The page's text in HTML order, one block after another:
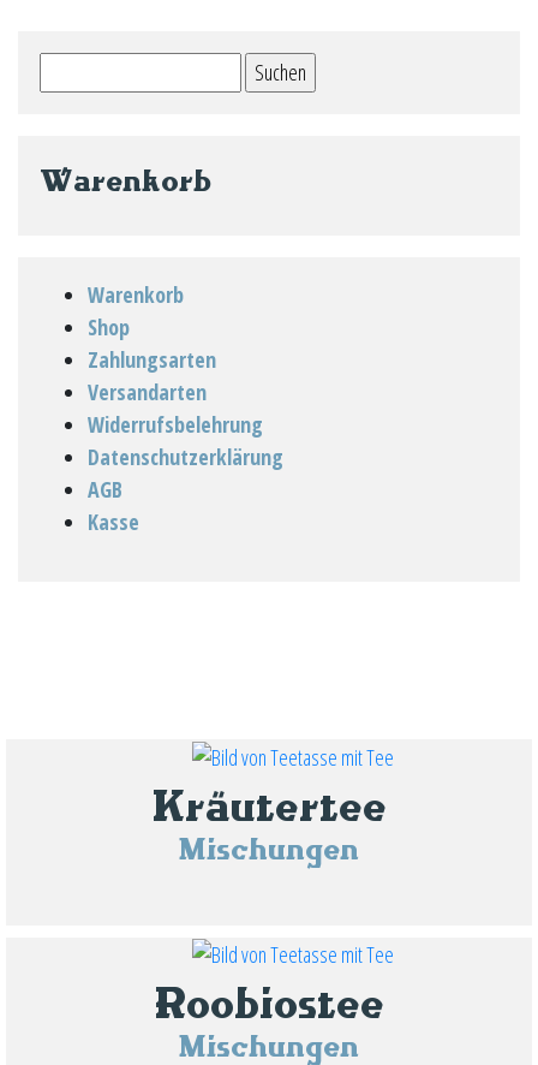
nach:
Warenkorb
Warenkorb
Shop
Zahlungsarten
Versandarten
Widerrufsbelehrung
Datenschutzerklärung
AGB
Kasse
Kräutertee
Mischungen
Roobiostee
Mischungen